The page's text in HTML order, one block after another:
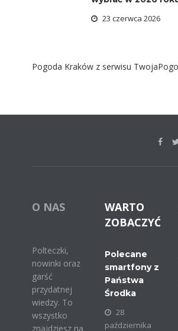
23 czerwca 2026
Pogoda Kraków z serwisu
O NAS
Polteczki,
nowinki oraz
garść
przydatnej
wiedzy. To
wszystko
znajdziesz na
WARTO
ZOBACZYĆ
Polecane
smartfony z
Państwa
Środka
28
października